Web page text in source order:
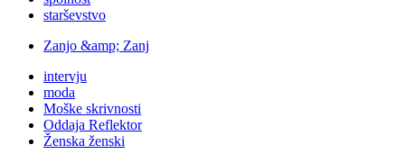
starševstvo
Zanjo &amp; Zanj
intervju
moda
Moške skrivnosti
Oddaja Reflektor
Ženska ženski